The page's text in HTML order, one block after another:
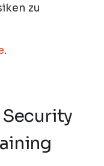
zu
.
Security